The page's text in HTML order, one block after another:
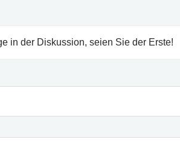
in der Diskussion, seien Sie der Erste!